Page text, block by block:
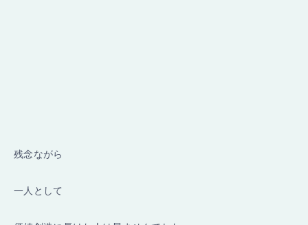
残念ながら
一人として